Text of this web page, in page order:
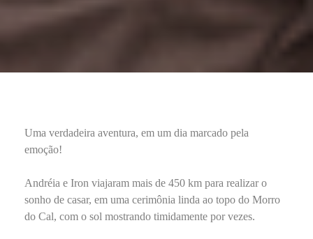
Uma verdadeira aventura, em um dia marcado pela
emoção!
Andréia e Iron viajaram mais de 450 km para realizar o
sonho de casar, em uma cerimônia linda ao topo do Morro
do Cal, com o sol mostrando timidamente por vezes.